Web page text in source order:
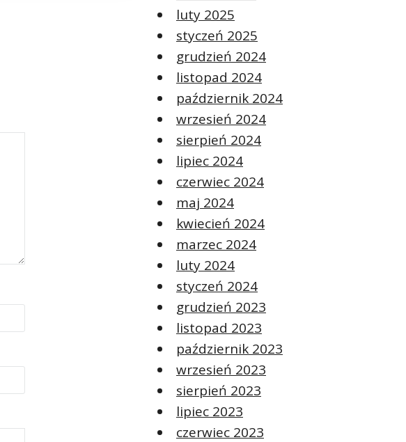
luty 2025
styczeń 2025
grudzień 2024
listopad 2024
październik 2024
wrzesień 2024
sierpień 2024
lipiec 2024
czerwiec 2024
maj 2024
kwiecień 2024
marzec 2024
luty 2024
styczeń 2024
grudzień 2023
listopad 2023
październik 2023
wrzesień 2023
sierpień 2023
lipiec 2023
czerwiec 2023